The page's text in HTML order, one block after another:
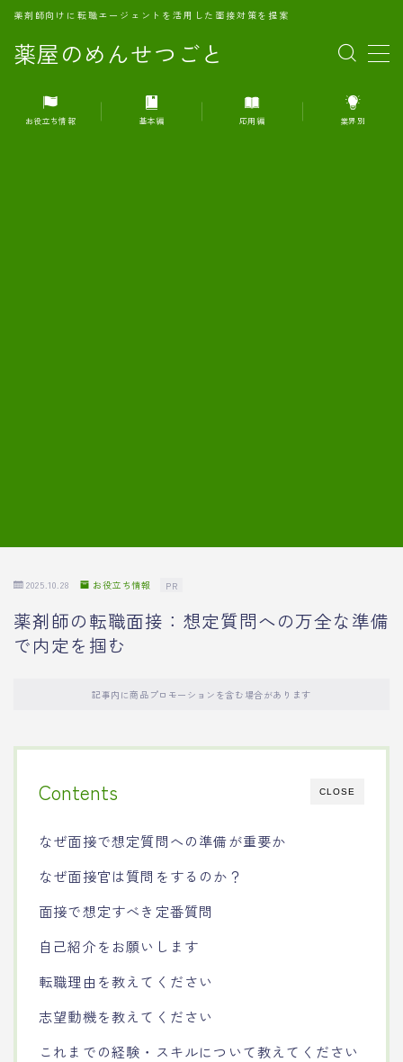
薬屋のめんせつごと
薬剤師向けに転職エージェントを活用した面接対策を提案
MENU
1.転職エージェントとは何か？
お役立ち情報 基本編 応用編 業界別
2025.10.28 お役立ち情報 PR
薬剤師の転職面接：想定質問への万全な準備
で内定を掴む
記事内に商品プロモーションを含む場合があります
CLOSE
Contents
なぜ面接で想定質問への準備が重要か
なぜ面接官は質問をするのか？
面接で想定すべき定番質問
自己紹介をお願いします
転職理由を教えてください
志望動機を教えてください
これまでの経験・スキルについて教えてください